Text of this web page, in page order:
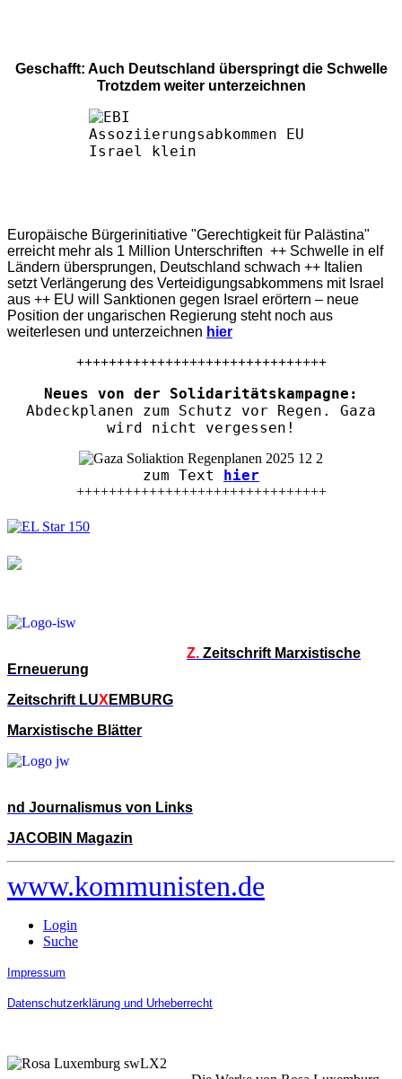
Geschafft: Auch Deutschland überspringt die Schwelle
Trotzdem weiter unterzeichnen
Europäische Bürgerinitiative "Gerechtigkeit für Palästina"
erreicht mehr als 1 Million Unterschriften ++ Schwelle in elf
Ländern übersprungen, Deutschland schwach ++ Italien
setzt Verlängerung des Verteidigungsabkommens mit Israel
aus ++ EU will Sanktionen gegen Israel erörtern – neue
Position der ungarischen Regierung steht noch aus
weiterlesen und unterzeichnen hier
+++++++++++++++++++++++++++++++
Neues von der Solidaritätskampagne:
Abdeckplanen zum Schutz vor Regen. Gaza
wird nicht vergessen!
zum Text hier
+++++++++++++++++++++++++++++++
Z. Zeitschrift Marxistische
Erneuerung
Zeitschrift LUX EMBURG
Marxistische Blätter
nd Journalismus von Links
JACOBIN Magazin
www.kommunisten.de
Login
Suche
Impressum
Datenschutzerklärung und Urheberrecht